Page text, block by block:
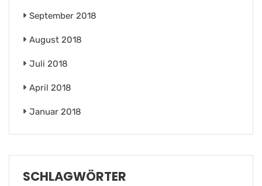
September 2018
August 2018
Juli 2018
April 2018
Januar 2018
SCHLAGWÖRTER